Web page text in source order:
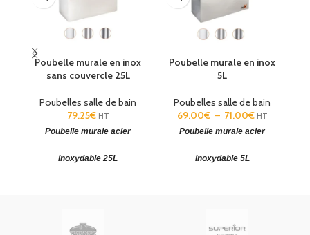
Satiné
Poubelle murale en inox
sans couvercle 25L
Poubelles salle de bain
79.25€ HT
Poubelle murale acier
inoxydable 25L
brillant ou satiné.
Blanc
Poubelle murale en inox
5L
Poubelles salle de bain
69.00€ – 71.00€ HT
Poubelle murale acier
inoxydable 5L
brillant ou satiné.